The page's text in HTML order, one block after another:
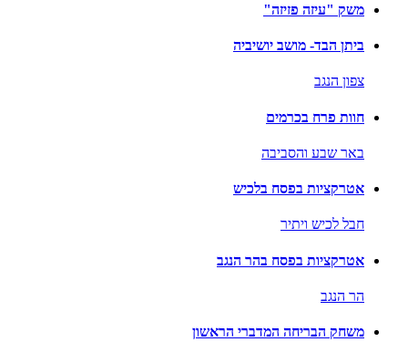
משק "עיזה פזיזה"
ביתן הבד- מושב יושיביה
צפון הנגב
חוות פרח בכרמים
באר שבע והסביבה
אטרקציות בפסח בלכיש
חבל לכיש ויתיר
אטרקציות בפסח בהר הנגב
הר הנגב
משחק הבריחה המדברי הראשון